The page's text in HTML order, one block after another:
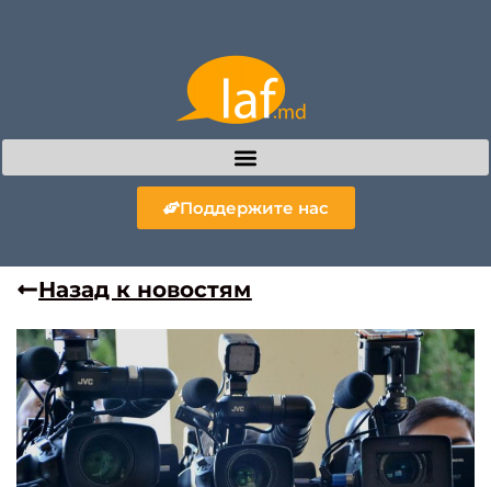
Поддержите нас
Назад к новостям